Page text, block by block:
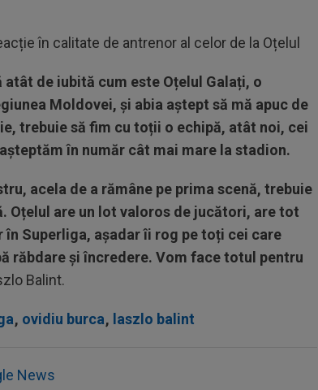
în calitate de antrenor al celor de la Oțelul
atât de iubită cum este Oțelul Galați, o
Moldovei, și abia aștept să mă apuc de
trebuie să fim cu toții o echipă, atât noi, cei
în număr cât mai mare la stadion.
acela de a rămâne pe prima scenă, trebuie
Oțelul are un lot valoros de jucători, are tot
Superliga, așadar îi rog pe toți cei care
răbdare și încredere. Vom face totul pentru
Balint.
, ovidiu burca, laszlo balint
News